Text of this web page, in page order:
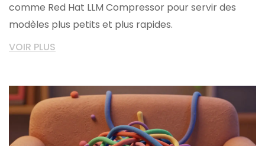
comme Red Hat LLM Compressor pour servir des
modèles plus petits et plus rapides.
VOIR PLUS